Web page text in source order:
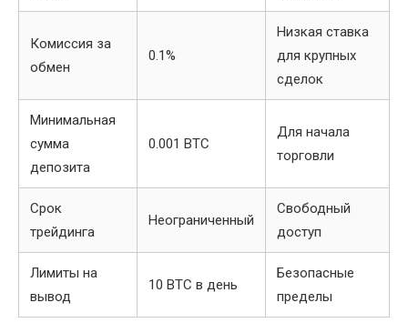
Комиссия за
обмен
0.1%
Низкая ставка
для крупных
сделок
Минимальная
сумма
депозита
0.001 BTC
Для начала
торговли
Срок
трейдинга
Неограниченный
Свободный
доступ
Лимиты на
вывод
10 BTC в день
Безопасные
пределы